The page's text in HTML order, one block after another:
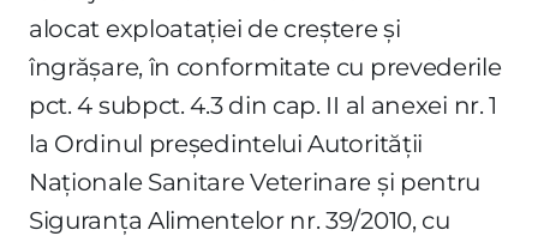
alocat exploataţiei de creştere şi
îngrăşare, în conformitate cu prevederile
pct. 4 subpct. 4.3 din cap. II al anexei nr. 1
la Ordinul preşedintelui Autorităţii
Naţionale Sanitare Veterinare şi pentru
Siguranţa Alimentelor nr. 39/2010, cu